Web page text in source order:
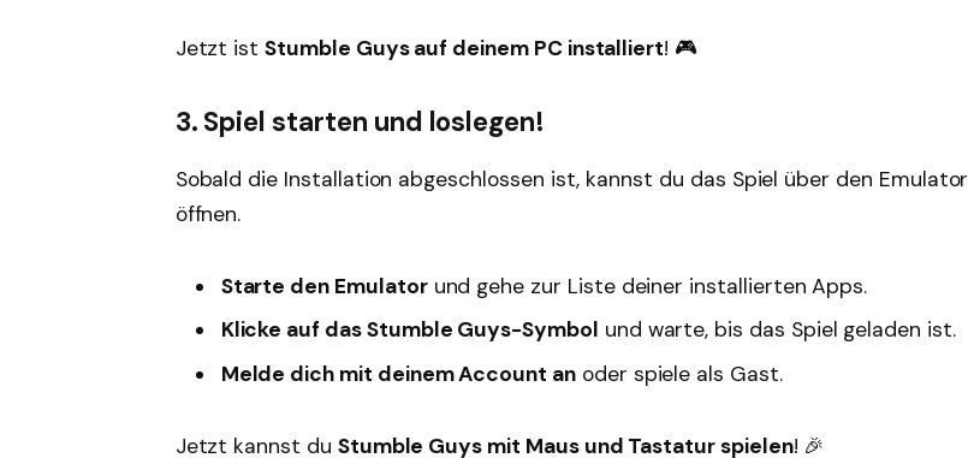
Jetzt istStumble Guys auf deinem PC installiert! 🎮
3. Spiel starten und loslegen!
Sobald die Installation abgeschlossen ist, kannst du das Spiel über den Emulator
öffnen.
Starte den Emulatorund gehe zur Liste deiner installierten Apps.
Klicke auf das Stumble Guys-Symbol und warte, bis das Spiel geladen ist.
Melde dich mit deinem Account anoder spiele als Gast.
Jetzt kannst du Stumble Guys mit Maus und Tastatur spielen! 🎉